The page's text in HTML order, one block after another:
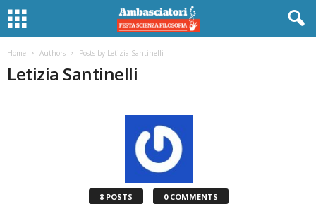
Home Authors Posts by Letizia Santinelli
Letizia Santinelli
8 POSTS 0 COMMENTS